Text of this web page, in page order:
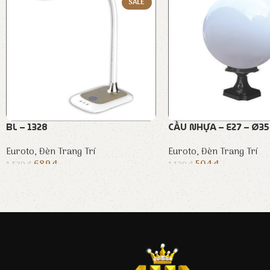
BL – 1328
Euroto,Đèn Trang Trí
1.530 ₫ 689₫
CẦU NHỰA – E27 –
Euroto, Đèn Trang Trí
1.120 ₫ 504₫